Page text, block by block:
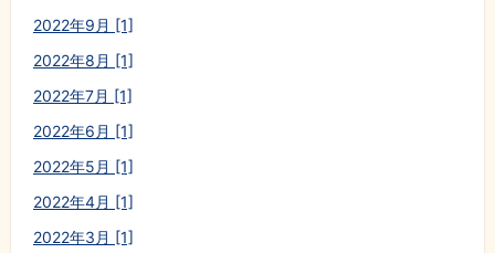
2022年9月 [1]
2022年8月 [1]
2022年7月 [1]
2022年6月 [1]
2022年5月 [1]
2022年4月 [1]
2022年3月 [1]